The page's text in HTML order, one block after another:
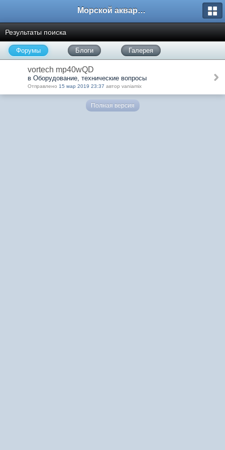
Морской аквариум. Форумы ReefCentral.ru
Результаты поиска
Форумы Блоги Галерея
vortech mp40wQD
в Оборудование, технические вопросы
Отправлено 15 мар 2019 23:37 автор vaniamix
Полная версия